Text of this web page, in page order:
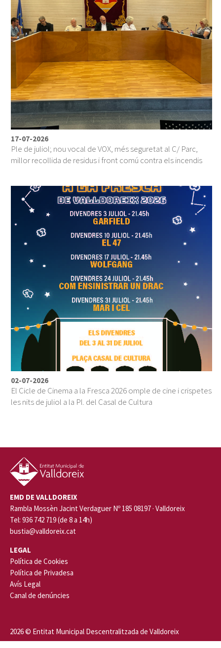
17-07-2026
Ple de juliol; nou vocal de VOX, més seguretat al C/ Parc,
millor recollida de residus i front comú contra els incendis
02-07-2026
El Cicle de Cinema a la Fresca 2026 omple de cine i crispetes
les nits de juliol a la Pl. del Casal de Cultura
EMD DE VALLDOREIX
Rambla Mossèn Jacint Verdaguer Nº 185 08197 · Valldoreix
Tel: 936 742 719 (de 8 a 14h)
bustia@valldoreix.cat
LEGAL
Política de Cookies
Política de Privadesa
Avís Legal
Canal de denúncies